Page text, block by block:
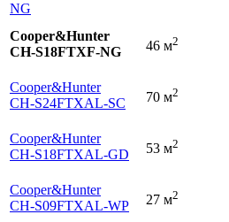
NG
Cooper&Hunter
CH-S18FTXF-NG
46 м2
Cooper&Hunter
CH-S24FTXAL-SC
70 м2
Cooper&Hunter
CH-S18FTXAL-GD
53 м2
Cooper&Hunter
CH-S09FTXAL-WP
27 м2